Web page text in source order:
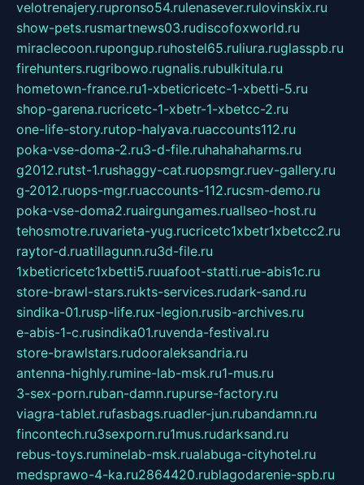
velotrenajery.rupronso54.rulenasever.rulovinskix.ru
show-pets.rusmartnews03.rudiscofoxworld.ru
miraclecoon.rupongup.ruhostel65.ruliura.ruglasspb.ru
firehunters.rugribowo.rugnalis.rubulkitula.ru
hometown-france.ru1-xbeticricetc-1-xbetti-5.ru
shop-garena.rucricetc-1-xbetr-1-xbetcc-2.ru
one-life-story.rutop-halyava.ruaccounts112.ru
poka-vse-doma-2.ru3-d-file.ruhahahaharms.ru
g2012.rutst-1.rushaggy-cat.ruopsmgr.ruev-gallery.ru
g-2012.ruops-mgr.ruaccounts-112.rucsm-demo.ru
poka-vse-doma2.ruairgungames.ruallseo-host.ru
tehosmotre.ruvarieta-yug.rucricetc1xbetr1xbetcc2.ru
raytor-d.ruatillagunn.ru3d-file.ru
1xbeticricetc1xbetti5.ruuafoot-statti.rue-abis1c.ru
store-brawl-stars.rukts-services.rudark-sand.ru
sindika-01.rusp-life.rux-legion.rusib-archives.ru
e-abis-1-c.rusindika01.ruvenda-festival.ru
store-brawlstars.rudooraleksandria.ru
antenna-highly.rumine-lab-msk.ru1-mus.ru
3-sex-porn.ruban-damn.rupurse-factory.ru
viagra-tablet.rufasbags.ruadler-jun.rubandamn.ru
fincontech.ru3sexporn.ru1mus.rudarksand.ru
rebus-toys.ruminelab-msk.rualabuga-cityhotel.ru
medsprawo-4-ka.ru2864420.rublagodarenie-spb.ru